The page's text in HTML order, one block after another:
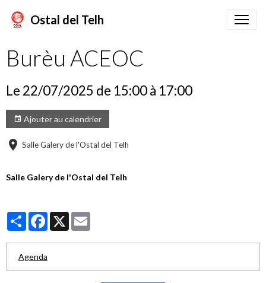
Ostal del Telh
Burèu ACEOC
Le 22/07/2025 de 15:00à 17:00
Ajouter au calendrier
Salle Galery de l'Ostal del Telh
Salle Galery de l'Ostal del Telh
PartagerFacebook
X
Agenda